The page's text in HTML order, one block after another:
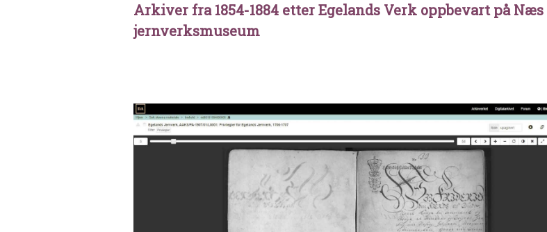
Arkiver fra 1854-1884 etter Egelands Verk oppbevart på Næs
jernverksmuseum